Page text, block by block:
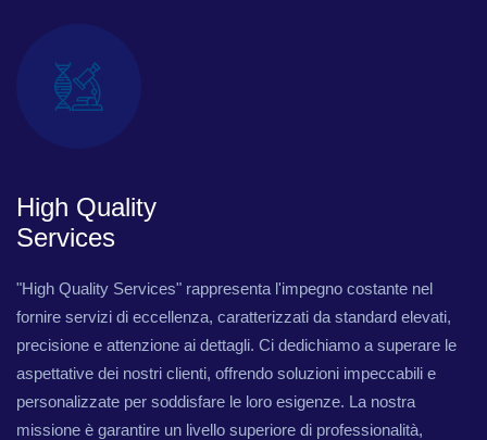
High Quality
Services
"High Quality Services" rappresenta l'impegno costante nel
fornire servizi di eccellenza, caratterizzati da standard elevati,
precisione e attenzione ai dettagli. Ci dedichiamo a superare le
aspettative dei nostri clienti, offrendo soluzioni impeccabili e
personalizzate per soddisfare le loro esigenze. La nostra
missione è garantire un livello superiore di professionalità,